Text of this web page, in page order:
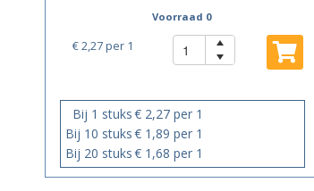
Voorraad 0
€ 2,27per 1
Bij 1 stuks€ 2,27 per 1
Bij 10 stuks€ 1,89 per 1
Bij 20 stuks€ 1,68 per 1